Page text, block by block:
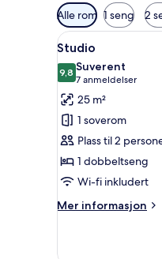
Tilgjengelige
filtre
for
rom
Alle rom 1 seng 2
Åpne
alle
bildene
av
Studio
11
Studio
9,89,8 av 10
Suverent
7 anmeldelser
(7
anmeldelser)
25 m²
1 soverom
Plass til 2
1 dobbeltseng
Wi-fi inkludert
Mer informasjon
Mer